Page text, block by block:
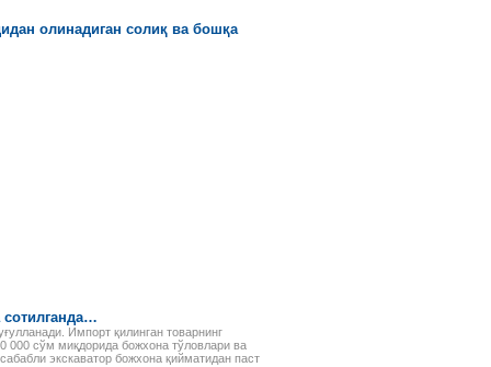
олинадиган солиқ ва бошқа
сотилганда…
Импорт қилинган товарнинг
000 сўм миқдорида божхона тўловлари ва
экскаватор божхона қийматидан паст